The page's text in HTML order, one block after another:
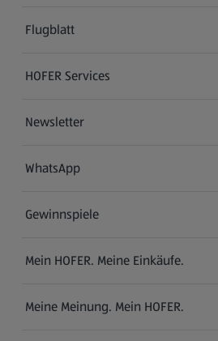
Flugblatt
HOFER Services
Newsletter
WhatsApp
Gewinnspiele
Mein HOFER. Meine Einkäufe.
Meine Meinung. Mein HOFER.